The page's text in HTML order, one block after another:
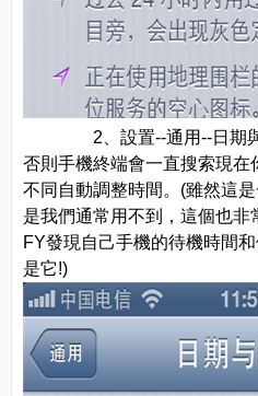
2、設置--通用--日期與
否則手機終端會一直搜索現在
不同自動調整時間。(雖然這
是我們通常用不到，這個也
FY發現自己手機的待機時間
是它!)